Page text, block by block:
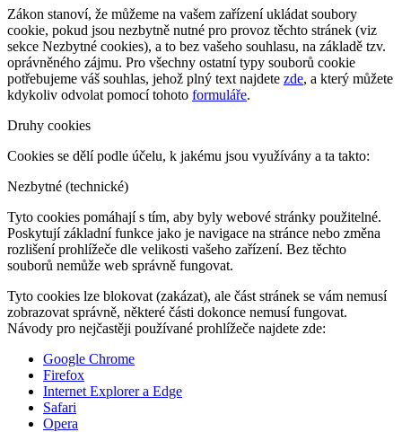
Zákon stanoví, že můžeme na vašem zařízení ukládat soubory
cookie, pokud jsou nezbytně nutné pro provoz těchto stránek (viz
sekce Nezbytné cookies), a to bez vašeho souhlasu, na základě tzv.
oprávněného zájmu. Pro všechny ostatní typy souborů cookie
potřebujeme váš souhlas, jehož plný text najdete zde, a který můžete
kdykoliv odvolat pomocí tohoto formuláře.
Druhy cookies
Cookies se dělí podle účelu, k jakému jsou využívány a ta takto:
Nezbytné (technické)
Tyto cookies pomáhají s tím, aby byly webové stránky použitelné.
Poskytují základní funkce jako je navigace na stránce nebo změna
rozlišení prohlížeče dle velikosti vašeho zařízení. Bez těchto
souborů nemůže web správně fungovat.
Tyto cookies lze blokovat (zakázat), ale část stránek se vám nemusí
zobrazovat správně, některé části dokonce nemusí fungovat.
Návody pro nejčastěji používané prohlížeče najdete zde:
Google Chrome
Firefox
Internet Explorer a Edge
Safari
Opera